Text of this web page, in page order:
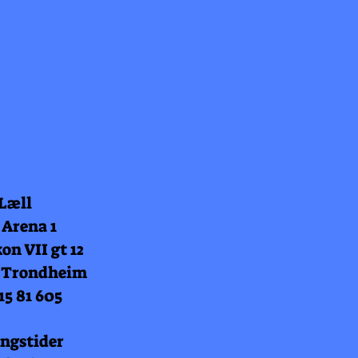
1
VII gt 12
Trondheim
81 605